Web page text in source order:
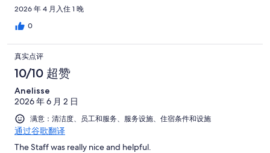
2026 年 4 月入住 1 晚
0
真实点评
10/10 超赞
Anelisse
2026 年 6 月 2 日
满意：清洁度、员工和服务、服务设施、住宿条件和设施
通过谷歌翻译
The Staff was really nice and helpful.